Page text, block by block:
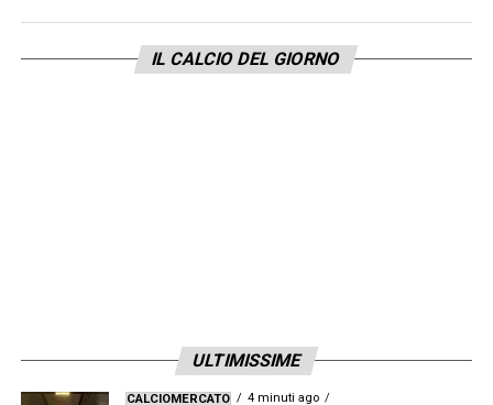
avversario difficile, con giocatrici di qualità e
LA PLAYLIST DELLE NOSTRE TOP NEWS
IL CALCIO DEL GIORNO
ULTIMISSIME
CALCIOMERCATO 4 minuti ago